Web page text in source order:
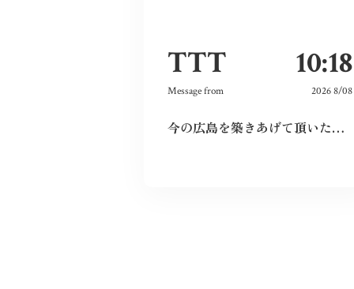
TTT 10:18
Message from 2026 8/08
今の広島を築きあげて頂いた先祖に感謝しつつ、僕達若い世代でこの広島を継承していきたいと、強く思いました。